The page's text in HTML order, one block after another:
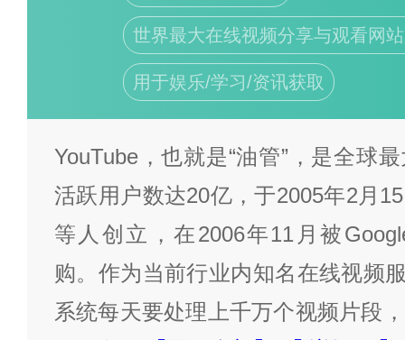
世界最大在线视频分享与观看网
用于娱乐/学习/资讯获取
YouTube，也就是“油管”，是全球
活跃用户数达20亿，于2005年2月
等人创立，在2006年11月被
购。作为当前行业内知名在线视频
系统每天要处理上千万个视频片段